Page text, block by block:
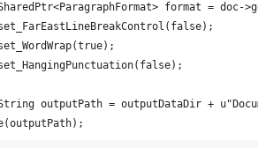
format = doc-
outputPath = outputDataDir +